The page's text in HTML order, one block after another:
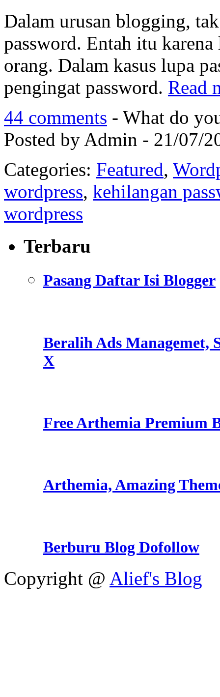
Dalam urusan blogging,
password. Entah itu
orang. Dalam kasus lupa
pengingat password. Read
44 comments - What do
Posted by Admin - 21/07/
Categories: Featured,
wordpress, kehilangan
wordpress
Terbaru
Pasang Daftar Isi Blogger
Beralih Ads Managemet,
X
Free Arthemia Premium
Arthemia, Amazing
Berburu Blog Dofollow
Copyright @ Alief's Blog